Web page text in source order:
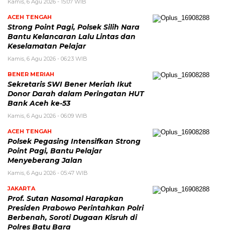
Kamis, 6 Agu 2026 - 15:07 WIB
ACEH TENGAH
Strong Point Pagi, Polsek Silih Nara
Bantu Kelancaran Lalu Lintas dan
Keselamatan Pelajar
Kamis, 6 Agu 2026 - 06:23 WIB
BENER MERIAH
Sekretaris SWI Bener Meriah Ikut
Donor Darah dalam Peringatan HUT
Bank Aceh ke-53
Kamis, 6 Agu 2026 - 06:09 WIB
ACEH TENGAH
Polsek Pegasing Intensifkan Strong
Point Pagi, Bantu Pelajar
Menyeberang Jalan
Kamis, 6 Agu 2026 - 05:47 WIB
JAKARTA
Prof. Sutan Nasomal Harapkan
Presiden Prabowo Perintahkan Polri
Berbenah, Soroti Dugaan Kisruh di
Polres Batu Bara